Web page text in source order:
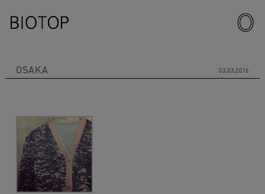
OSAKA 03.03.2016